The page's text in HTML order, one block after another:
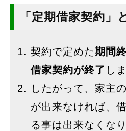
「定期借家契約」
契約で定めた期間
借家契約が終了 し
したがって、家主
が出来なければ、
る事は出来なくな